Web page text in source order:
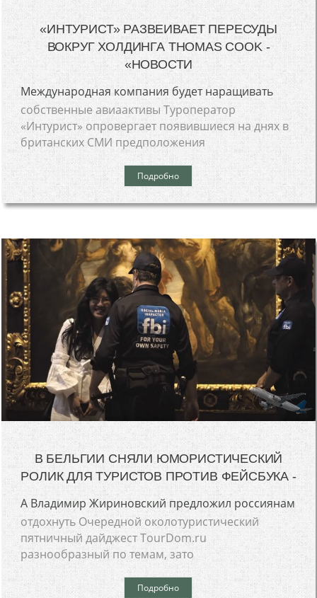
«ИНТУРИСТ» РАЗВЕИВАЕТ ПЕРЕСУДЫ
ВОКРУГ ХОЛДИНГА THOMAS COOK -
«НОВОСТИ
Международная компания будет наращивать
собственные авиаактивы Туроператор
«Интурист» опровергает появившиеся на днях в
британских СМИ предположения
Подробно
В БЕЛЬГИИ СНЯЛИ ЮМОРИСТИЧЕСКИЙ
РОЛИК ДЛЯ ТУРИСТОВ ПРОТИВ ФЕЙСБУКА -
А Владимир Жириновский предложил россиянам
отдохнуть Очередной околотуристический
пятничный дайджест TourDom.ru
разнообразный по темам, зато
Подробно